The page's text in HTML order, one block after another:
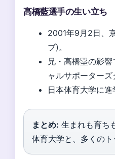
高橋藍選手の生い立ち
2001年9月2日、
ブ)。
兄・高橋塁の影
ャルサポーターズ
日本体育大学に
まとめ: 生まれも育ち
体育大学と、多くの